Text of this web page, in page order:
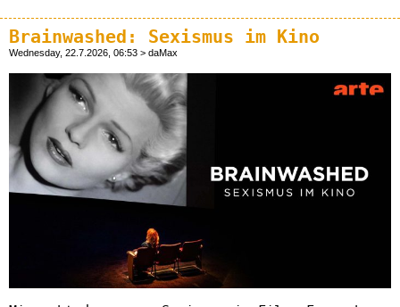
Brainwashed: Sexismus im Kino
Wednesday, 22.7.2026, 06:53 > daMax